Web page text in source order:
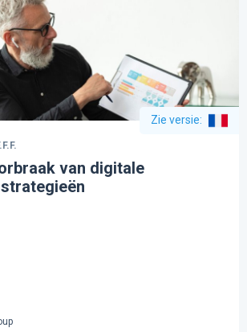
Zie versie:
van digitale